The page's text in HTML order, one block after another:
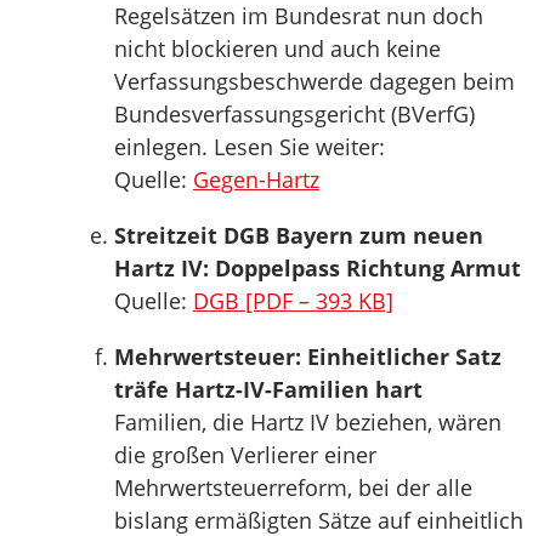
Regelsätzen im Bundesrat nun doch
nicht blockieren und auch keine
Verfassungsbeschwerde dagegen beim
Bundesverfassungsgericht (BVerfG)
einlegen. Lesen Sie weiter:
Quelle: Gegen-Hartz
Streitzeit DGB Bayern zum neuen
Hartz IV: Doppelpass Richtung Armut
Quelle: DGB [PDF – 393 KB]
Mehrwertsteuer: Einheitlicher Satz
träfe Hartz-IV-Familien hart
Familien, die Hartz IV beziehen, wären
die großen Verlierer einer
Mehrwertsteuerreform, bei der alle
bislang ermäßigten Sätze auf einheitlich